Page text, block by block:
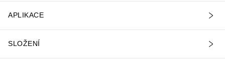
APLIKACE
SLOŽENÍ